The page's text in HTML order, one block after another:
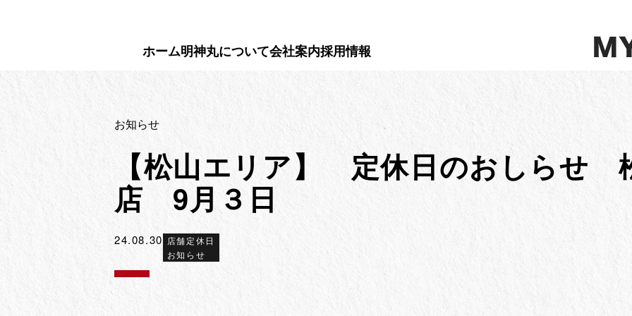
ホーム明神丸について会社案内採用情報
お知らせ
【松山エリア】 定休日のおしらせ
店 9月３日
24.08.30 店舗定休日
お知らせ